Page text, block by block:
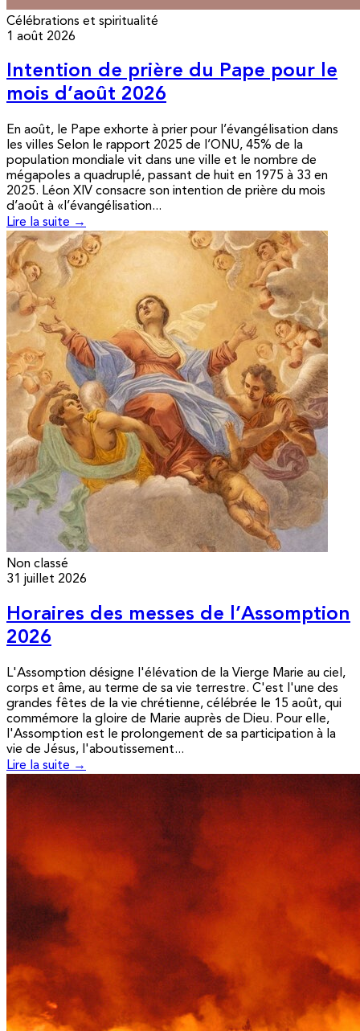
Célébrations et spiritualité
1 août 2026
Intention de prière du Pape pour le
mois d’août 2026
En août, le Pape exhorte à prier pour l’évangélisation dans
les villes Selon le rapport 2025 de l’ONU, 45% de la
population mondiale vit dans une ville et le nombre de
mégapoles a quadruplé, passant de huit en 1975 à 33 en
2025. Léon XIV consacre son intention de prière du mois
d’août à «l’évangélisation...
Lire la suite →
Non classé
31 juillet 2026
Horaires des messes de l’Assomption
2026
L'Assomption désigne l'élévation de la Vierge Marie au ciel,
corps et âme, au terme de sa vie terrestre. C'est l'une des
grandes fêtes de la vie chrétienne, célébrée le 15 août, qui
commémore la gloire de Marie auprès de Dieu. Pour elle,
l'Assomption est le prolongement de sa participation à la
vie de Jésus, l'aboutissement...
Lire la suite →